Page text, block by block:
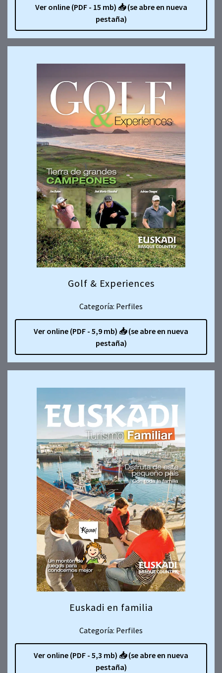
Ver online (PDF - 15 mb) 📥 (se abre en nueva
pestaña)
Golf & Experiences
Categoría: Perfiles
Ver online (PDF - 5,9 mb) 📥 (se abre en nueva
pestaña)
Euskadi en familia
Categoría: Perfiles
Ver online (PDF - 5,3 mb) 📥 (se abre en nueva
pestaña)